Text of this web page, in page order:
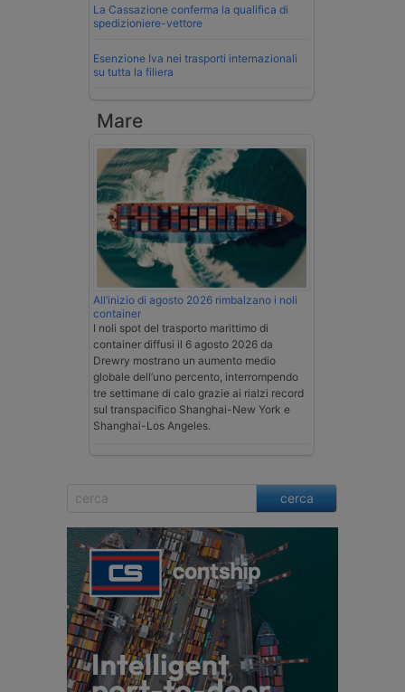
La Cassazione conferma la qualifica di
spedizioniere-vettore
Esenzione Iva nei trasporti internazionali
su tutta la filiera
Mare
All’inizio di agosto 2026 rimbalzano i noli
container
I noli spot del trasporto marittimo di
container diffusi il 6 agosto 2026 da
Drewry mostrano un aumento medio
globale dell’uno percento, interrompendo
tre settimane di calo grazie ai rialzi record
sul transpacifico Shanghai-New York e
Shanghai-Los Angeles.
cerca